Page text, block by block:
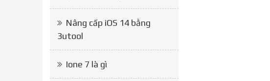
Nâng cấp iOS 14 bằng
3utool
Ione 7 là gì